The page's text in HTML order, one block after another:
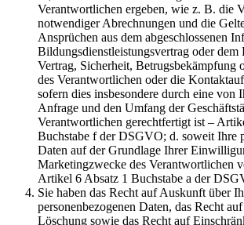
Verantwortlichen ergeben, wie z. B. die
notwendiger Abrechnungen und die
Ansprüchen aus dem abgeschlossenen
Bildungsdienstleistungsvertrag oder
Vertrag, Sicherheit, Betrugsbekämpfung
des Verantwortlichen oder die
sofern dies insbesondere durch eine von
Anfrage und den Umfang der
Verantwortlichen gerechtfertigt ist –
Buchstabe f der DSGVO; d. soweit Ihre
Daten auf der Grundlage Ihrer
Marketingzwecke des Verantwortlichen
Artikel 6 Absatz 1 Buchstabe a der
Sie haben das Recht auf Auskunft über
personenbezogenen Daten, das Recht
Löschung sowie das Recht auf